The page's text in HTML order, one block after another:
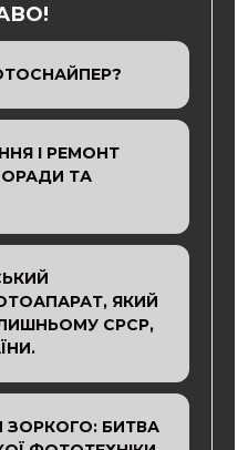
І РЕМОНТ
ТА
ЯКИЙ
СРСР,
ЗОРКОГО: БИТВА